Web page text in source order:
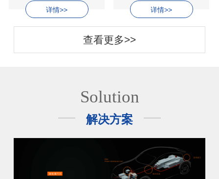
详情>> 详情>>
查看更多>>
Solution
解决方案